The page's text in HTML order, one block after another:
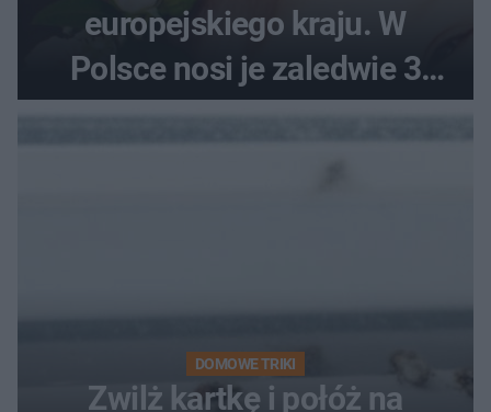
europejskiego kraju. W
Polsce nosi je zaledwie 3
DOMOWE TRIKI
Zwilż kartkę i połóż na